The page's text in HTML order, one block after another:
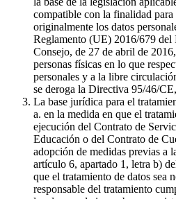
compatible con la finalidad para
originalmente los datos
Reglamento (UE) 2016/679 del
Consejo, de 27 de abril de
personas físicas en lo que
personales y a la libre
se deroga la Directiva 95/46/
La base jurídica para el
a. en la medida en que el
ejecución del Contrato de
Educación o del Contrato de
adopción de medidas previas a
artículo 6, apartado 1, letra b)
que el tratamiento de datos sea
responsable del tratamiento